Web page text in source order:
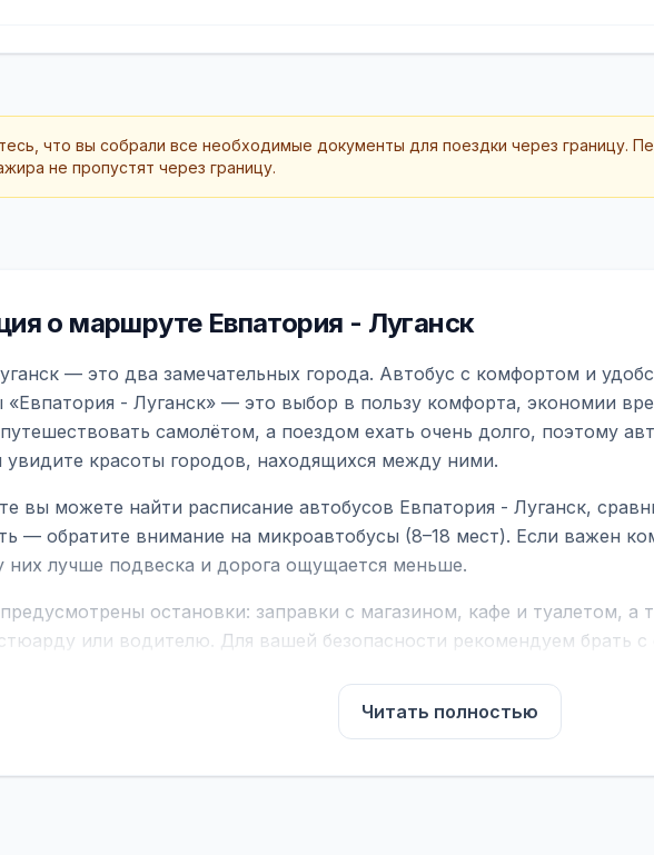
что вы собрали все необходимые документы для поездки через границу.
не пропустят через границу.
о маршруте Евпатория - Луганск
— это два замечательных города. Автобус с комфортом и
«Евпатория - Луганск» — это выбор в пользу комфорта, экономии
самолётом, а поездом ехать очень долго, поэтому
красоты городов, находящихся между ними.
вы можете найти расписание автобусов Евпатория - Луганск,
— обратите внимание на микроавтобусы (8–18 мест). Если важен
них лучше подвеска и дорога ощущается меньше.
остановки: заправки с магазином, кафе и туалетом,
или водителю. Для вашей безопасности рекомендуем брать
всё необходимое для комфортной поездки: регулировка сидений,
пледы. На больших автобусах работают стюарды. У нас
только при посадке, печатать билет заранее не нужно.
время выезда, место посадки, время и место прибытия, время в
Читать полностью